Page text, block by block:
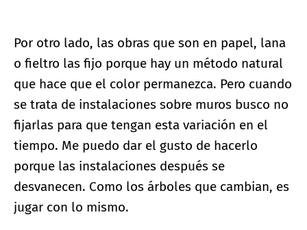
Por otro lado, las obras que son en papel, lana
o fieltro las fijo porque hay un método natural
que hace que el color permanezca. Pero cuando
se trata de instalaciones sobre muros busco no
fijarlas para que tengan esta variación en el
tiempo. Me puedo dar el gusto de hacerlo
porque las instalaciones después se
desvanecen. Como los árboles que cambian, es
jugar con lo mismo.